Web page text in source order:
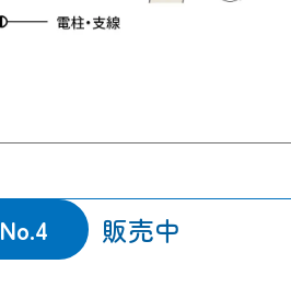
No.4 販売中